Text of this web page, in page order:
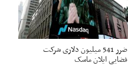
ضرر 541 میلیون دلاری شرکت
فضایی ایلان ماسک